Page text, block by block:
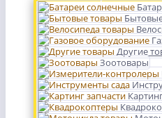
Другие
Зоотовары